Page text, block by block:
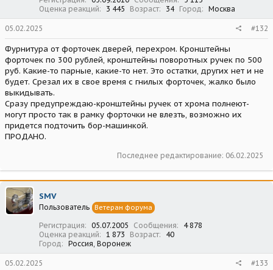
Оценка реакций
3 445 Возраст 34 Город Москва
05.02.2025 #132
Фурнитура от форточек дверей, перехром. Кронштейны
форточек по 300 рублей, кронштейны поворотных ручек по 500
руб. Какие-то парные, какие-то нет. Это остатки, других нет и не
будет. Срезал их в свое время с гнилых форточек, жалко было
выкидывать.
Сразу предупреждаю-кронштейны ручек от хрома полнеют-
могут просто так в рамку форточки не влезть, возможно их
придется подточить бор-машинкой.
ПРОДАНО.
Последнее редактирование: 06.02.2025
SMV
Пользователь Ветеран форума
Регистрация 05.07.2005 Сообщения
4 878
Оценка реакций
1 873 Возраст
40
Город
Россия, Воронеж
05.02.2025 #133